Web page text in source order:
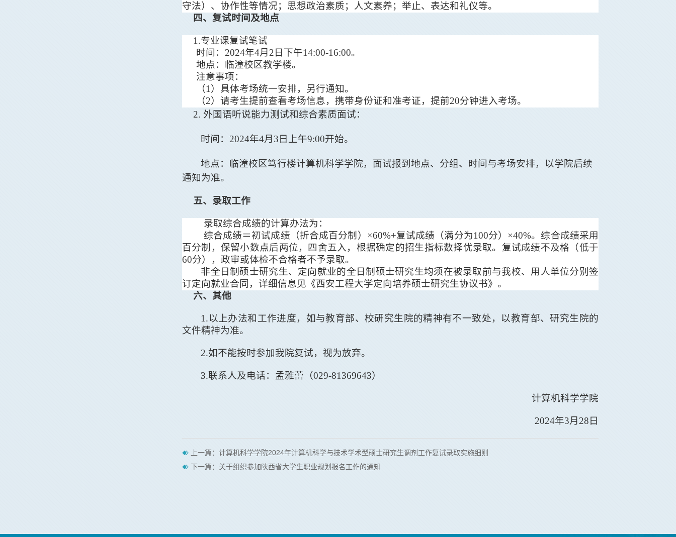
守法）、协作性等情况；思想政治素质；人文素养；举止、表达和礼仪等。
四、复试时间及地点
1 .专业课复试笔试
时间： 2024年4月 2 日下午14:00-16:00。
地点：临潼校区教学楼。
注意事项：
（1 ）具体考场统一安排，另行通知。
（2）请考生提前查看考场信息，携带身份证和准考证，提前20分钟进入考场。
2. 外国语听说能力测试和综合素质面试：
时间 ： 2024年4月 3 日上午9:00开始。
地点：临潼校区笃行楼计算机科学学院，面试报到地点、分组、时间与考场安排，以学院后续
通知为准。
五、录取工作
录取综合成绩的计算办法为：
综合成绩＝初试成绩（折合成百分制） ×60%+复试成绩（满分为100分） ×40%。综合成绩采用
百分制，保留小数点后两位，四舍五入，根据确定的招生指标数择优录取。复试成绩不及格（低于
60分），政审或体检不合格者不予录取。
非全日制硕士研究生、定向就业的全日制硕士研究生均须在被录取前与我校、用人单位分别签
订定向就业合同，详细信息见《西安工程大学定向培养硕士研究生协议书》。
六、其他
1.以上办法和工作进度，如与教育部、校研究生院的精神有不一致处，以教育部、研究生院的
文件精神为准。
2.如不能按时参加我院复试，视为放弃。
3.联系人及电话：孟雅蕾 （029-81369643）
计算机科学学院
2024年3月 28 日
上一篇：计算机科学学院2024年计算机科学与技术学术型硕士研究生调剂工作复试录取实施细则
下一篇：关于组织参加陕西省大学生职业规划报名工作的通知